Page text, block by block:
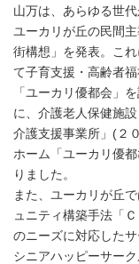
山万は、あらゆる世
ユーカリが丘の民間
街構想」を発表。こ
て子育支援・高齢者
「ユーカリ優都会」
に、介護老人保健施
介護支援事業所」(２
ホーム「ユーカリ優
りました。
また、ユーカリが丘
ュニティ構築手法「
のニーズに対応した
シニアハッピーサー